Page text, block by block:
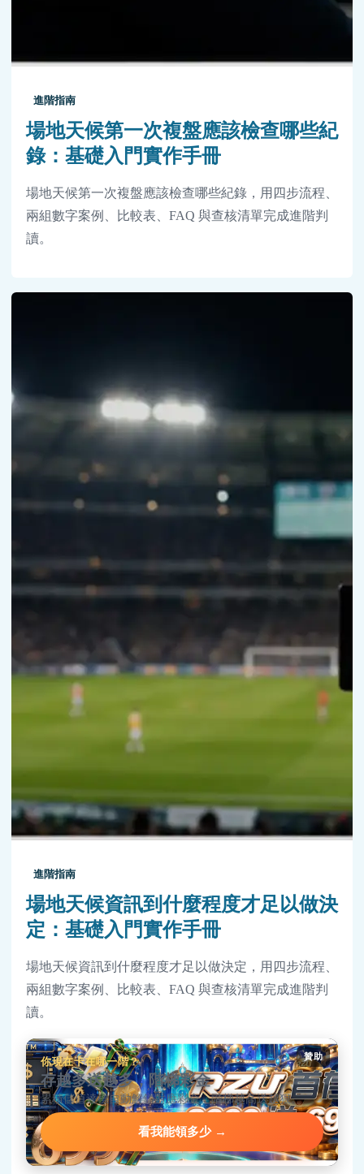
進階指南
場地天候第一次複盤應該檢查哪些紀
錄：基礎入門實作手冊
場地天候第一次複盤應該檢查哪些紀錄，用四步流程、
兩組數字案例、比較表、FAQ 與查核清單完成進階判
讀。
進階指南
場地天候資訊到什麼程度才足以做決
定：基礎入門實作手冊
場地天候資訊到什麼程度才足以做決定，用四步流程、
兩組數字案例、比較表、FAQ 與查核清單完成進階判
讀。
贊助
你現在卡在哪一階？
存越多送越多，階梯彩金
累積儲值達標自動解鎖對應彩金，階梯越高送越狠。
看我能領多少 →